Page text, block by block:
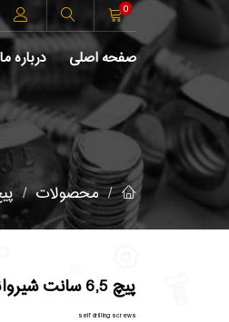
0
صفحه اصلی درباره ما
محصولات
پیچ 6,5 سانت شیروانی سرمته ای برند مکس
self drilling screws